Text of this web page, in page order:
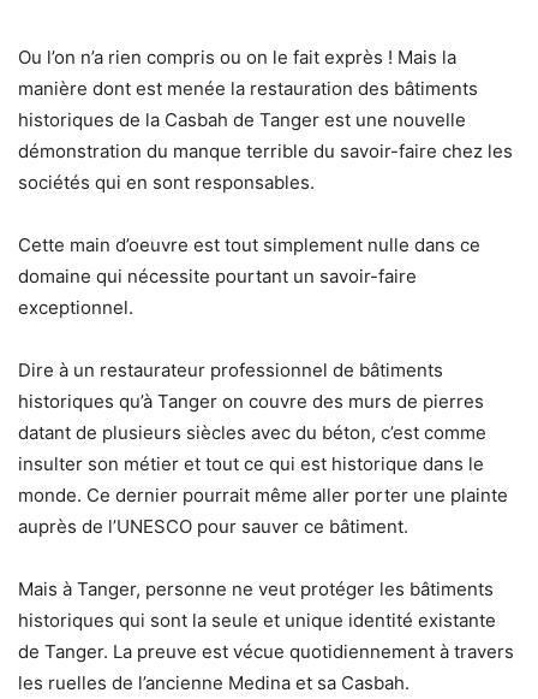
Ou l’on n’a rien compris ou on le fait exprès ! Mais la
manière dont est menée la restauration des bâtiments
historiques de la Casbah de Tanger est une nouvelle
démonstration du manque terrible du savoir-faire chez les
sociétés qui en sont responsables.
Cette main d’oeuvre est tout simplement nulle dans ce
domaine qui nécessite pourtant un savoir-faire
exceptionnel.
Dire à un restaurateur professionnel de bâtiments
historiques qu’à Tanger on couvre des murs de pierres
datant de plusieurs siècles avec du béton, c’est comme
insulter son métier et tout ce qui est historique dans le
monde. Ce dernier pourrait même aller porter une plainte
auprès de l’UNESCO pour sauver ce bâtiment.
Mais à Tanger, personne ne veut protéger les bâtiments
historiques qui sont la seule et unique identité existante
de Tanger. La preuve est vécue quotidiennement à travers
les ruelles de l’ancienne Medina et sa Casbah.